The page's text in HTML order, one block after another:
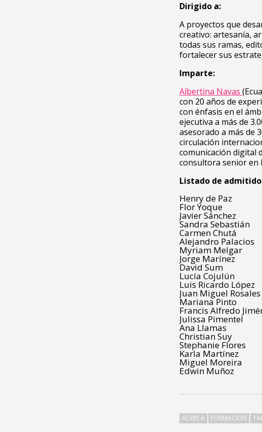
Dirigido a:
A proyectos que
creativo: artesanía,
todas sus ramas,
fortalecer sus
Imparte:
Albertina Navas
con 20 años de
con énfasis en el
ejecutiva a más de
asesorado a más de
circulación
comunicación digital
consultora senior en
Listado de
Henry de Paz
Flor Yoque
Javier Sánchez
Sandra Sebastián
Carmen Chutá
Alejandro Palacios
Myriam Melgar
Jorge Marínez
David Sum
Lucía Cojulún
Luis Ricardo López
Juan Miguel Rosales
Mariana Pinto
Francis Alfredo
Julissa Pimentel
Ana Llamas
Christian Suy
Stephanie Flores
Karla Martínez
Miguel Moreira
Edwin Muñoz
ACERCA FORMACIÓN